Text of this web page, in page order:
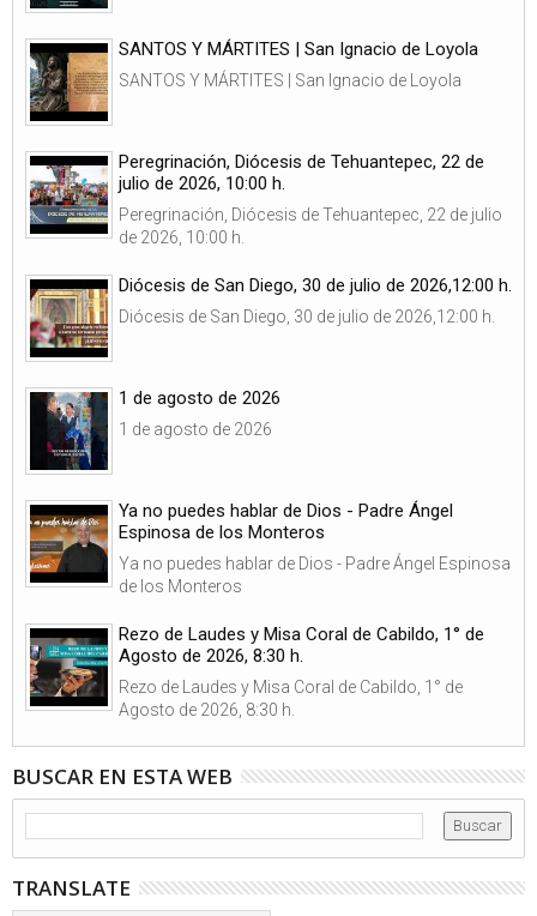
SANTOS Y MÁRTITES | San Ignacio de Loyola
SANTOS Y MÁRTITES | San Ignacio de Loyola
Peregrinación, Diócesis de Tehuantepec, 22 de
julio de 2026, 10:00 h.
Peregrinación, Diócesis de Tehuantepec, 22 de julio
de 2026, 10:00 h.
Diócesis de San Diego, 30 de julio de 2026,12:00 h.
Diócesis de San Diego, 30 de julio de 2026,12:00 h.
1 de agosto de 2026
1 de agosto de 2026
Ya no puedes hablar de Dios - Padre Ángel
Espinosa de los Monteros
Ya no puedes hablar de Dios - Padre Ángel Espinosa
de los Monteros
Rezo de Laudes y Misa Coral de Cabildo, 1° de
Agosto de 2026, 8:30 h.
Rezo de Laudes y Misa Coral de Cabildo, 1° de
Agosto de 2026, 8:30 h.
BUSCAR EN ESTA WEB
TRANSLATE